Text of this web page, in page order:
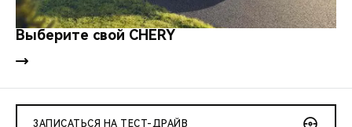
Выберите свой CHERY
ЗАПИСАТЬСЯ НА ТЕСТ-ДРАЙВ